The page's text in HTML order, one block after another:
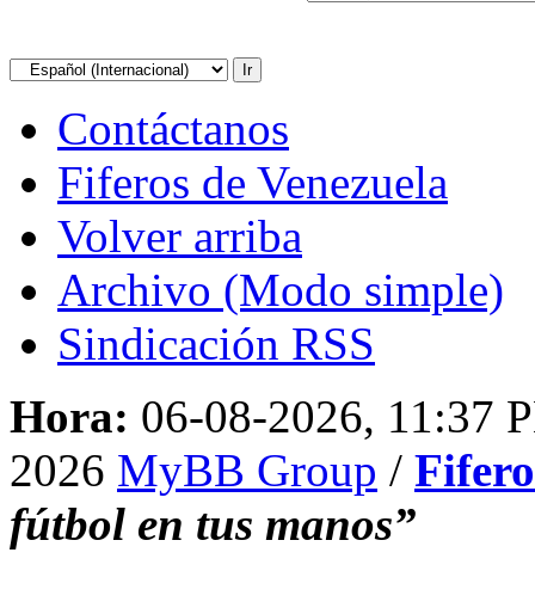
Contáctanos
Fiferos de Venezuela
Volver arriba
Archivo (Modo simple)
Sindicación RSS
Hora: 06-08-2026, 11:37
2026 MyBB Group /
fútbol en tus manos”